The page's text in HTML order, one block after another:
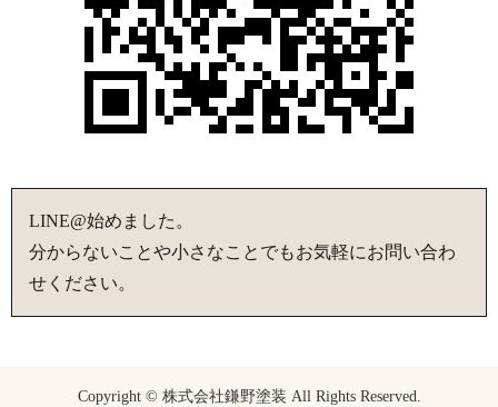
LINE@始めました。
分からないことや小さなことでもお気軽にお問い合わ
せください。
Copyright © 株式会社鎌野塗装 All Rights Reserved.